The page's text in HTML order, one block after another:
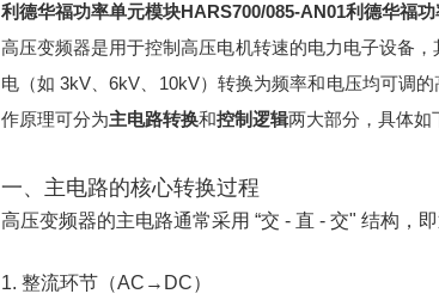
利德华福功率单元模块HARS700/085-AN01利德华福
高压变频器是用于控制高压电机转速的电力电子设备
电（如 3kV、6kV、10kV）转换为频率和电压均可调
作原理可分为主电路转换和控制逻辑两大部分，具体如
一、主电路的核心转换过程
高压变频器的主电路通常采用 “交 - 直 - 交" 结构，
1. 整流环节（AC→DC）